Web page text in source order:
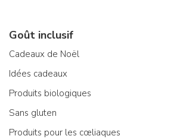
Goût inclusif
Cadeaux de Noël
Idées cadeaux
Produits biologiques
Sans gluten
Produits pour les cœliaques